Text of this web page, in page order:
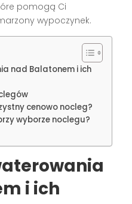
pomogą Ci
wypoczynek.
nad Balatonem i ich
cenowo nocleg?
wyborze noclegu?
i ich